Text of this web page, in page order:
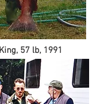
57 lb, 1991